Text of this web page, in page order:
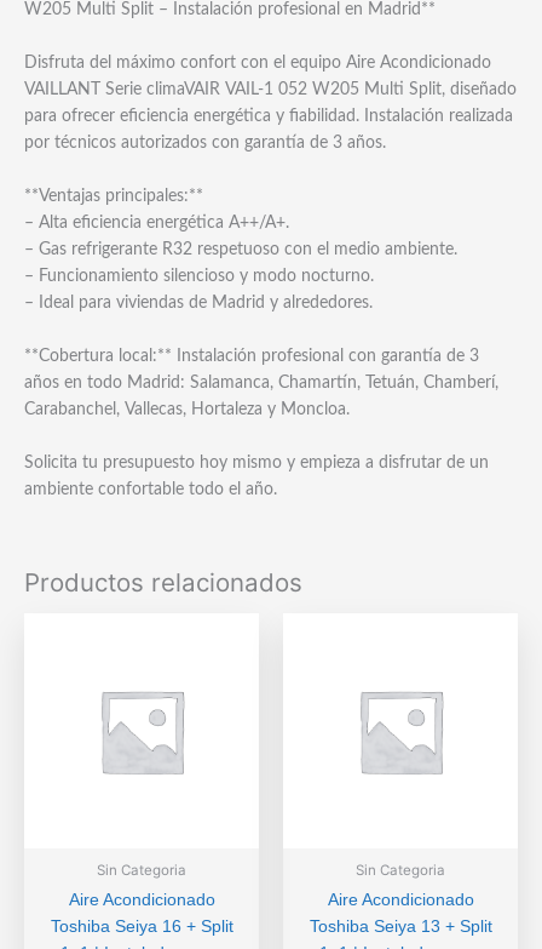
W205 Multi Split – Instalación profesional en Madrid**
Disfruta del máximo confort con el equipo Aire Acondicionado
VAILLANT Serie climaVAIR VAIL-1 052 W205 Multi Split, diseñado
para ofrecer eficiencia energética y fiabilidad. Instalación realizada
por técnicos autorizados con garantía de 3 años.
**Ventajas principales:**
– Alta eficiencia energética A++/A+.
– Gas refrigerante R32 respetuoso con el medio ambiente.
– Funcionamiento silencioso y modo nocturno.
– Ideal para viviendas de Madrid y alrededores.
**Cobertura local:** Instalación profesional con garantía de 3
años en todo Madrid: Salamanca, Chamartín, Tetuán, Chamberí,
Carabanchel, Vallecas, Hortaleza y Moncloa.
Solicita tu presupuesto hoy mismo y empieza a disfrutar de un
ambiente confortable todo el año.
Productos relacionados
Sin Categoria
Aire Acondicionado
Toshiba Seiya 16 + Split
Sin Categoria
Aire Acondicionado
Toshiba Seiya 13 + Split